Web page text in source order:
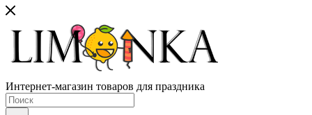
Интернет-магазин товаров для праздника